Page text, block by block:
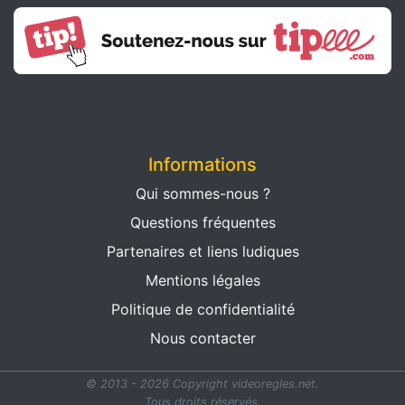
Informations
Qui sommes-nous ?
Questions fréquentes
Partenaires et liens ludiques
Mentions légales
Politique de confidentialité
Nous contacter
© 2013 - 2026 Copyright videoregles.net.
Tous droits réservés.